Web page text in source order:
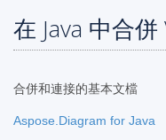
在 Java 中合
合併和連接的基本文檔
Aspose.Diagram for Java